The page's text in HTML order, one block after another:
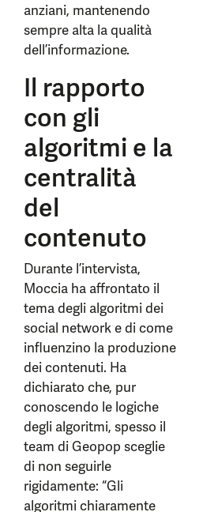
anziani, mantenendo
sempre alta la qualità
dell’informazione.
Il rapporto
con gli
algoritmi e la
centralità
del
contenuto
Durante l’intervista,
Moccia ha affrontato il
tema degli algoritmi dei
social network e di come
influenzino la produzione
dei contenuti. Ha
dichiarato che, pur
conoscendo le logiche
degli algoritmi, spesso il
team di Geopop sceglie
di non seguirle
rigidamente: “Gli
algoritmi chiaramente